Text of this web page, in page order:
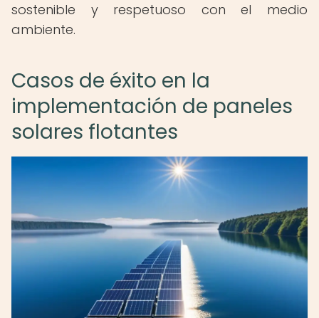
sostenible y respetuoso con el medio
ambiente.
Casos de éxito en la
implementación de paneles
solares flotantes